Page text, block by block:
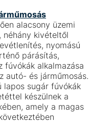
alacsony üzemi
néhány kivételtől
nyomású
párásítás,
fúvókák alkalmazása
autó- és járműmosás.
lapos sugár fúvókák
készülnek a
amely a magas